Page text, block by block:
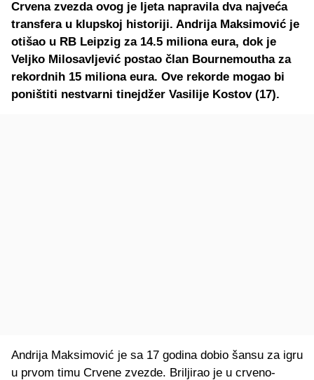
Crvena zvezda ovog je ljeta napravila dva najveća
transfera u klupskoj historiji. Andrija Maksimović je
otišao u RB Leipzig za 14.5 miliona eura, dok je
Veljko Milosavljević postao član Bournemoutha za
rekordnih 15 miliona eura. Ove rekorde mogao bi
poništiti nestvarni tinejdžer Vasilije Kostov (17).
Andrija Maksimović je sa 17 godina dobio šansu za igru
u prvom timu Crvene zvezde. Briljirao je u crveno-